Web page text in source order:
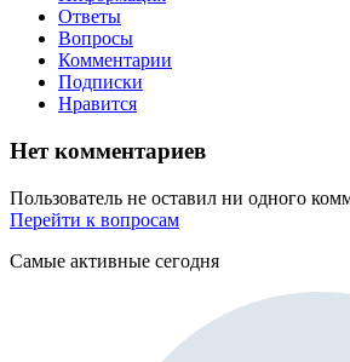
Ответы
Вопросы
Комментарии
Подписки
Нравится
Нет комментариев
Пользователь не оставил ни одного
Перейти к вопросам
Самые активные сегодня